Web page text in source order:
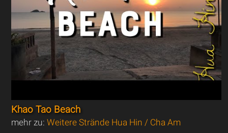
Khao Tao Beach
mehr zu:Weitere Strände Hua Hin / Cha Am